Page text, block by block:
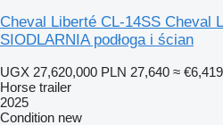
Cheval Liberté CL-14SS Cheval
SIODLARNIA podłoga i ścian
UGX 27,620,000 PLN 27,640 ≈ €6,419
Horse trailer
2025
Condition new